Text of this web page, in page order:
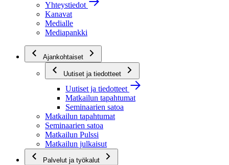
Yhteystiedot
Kanavat
Medialle
Mediapankki
Ajankohtaiset
Uutiset ja tiedotteet
Uutiset ja tiedotteet
Matkailun tapahtumat
Seminaarien satoa
Matkailun tapahtumat
Seminaarien satoa
Matkailun Pulssi
Matkailun julkaisut
Palvelut ja työkalut